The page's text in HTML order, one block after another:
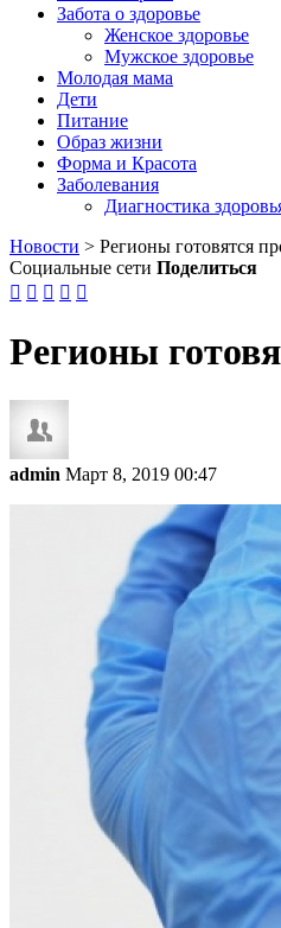
Забота о здоровье
Женское здоровье
Мужское здоровье
Молодая мама
Дети
Питание
Образ жизни
Форма и Красота
Заболевания
Диагностика
Новости > Регионы готовятся
Социальные сети Поделиться
    
Регионы
admin Март 8, 2019 00:47